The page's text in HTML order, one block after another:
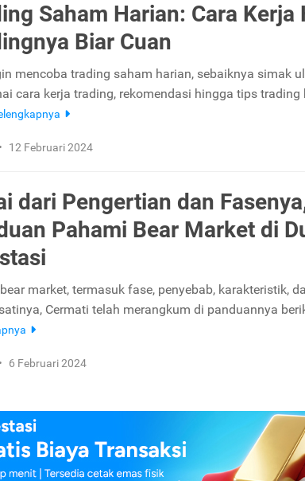
Saham Harian: Cara Kerja
Biar Cuan
mencoba trading saham harian, sebaiknya simak
cara kerja trading, rekomendasi hingga tips
• 12 Februari 2024
dari Pengertian dan
Pahami Bear Market di
market, termasuk fase, penyebab, karakteristik,
Cermati telah merangkum di panduannya
• 6 Februari 2024